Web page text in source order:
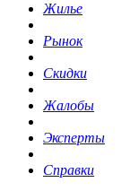
Жилье
Рынок
Скидки
Жалобы
Эксперты
Справки